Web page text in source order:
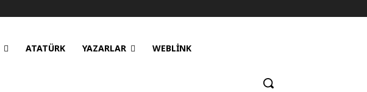
ATATÜRK YAZARLAR WEBLINK